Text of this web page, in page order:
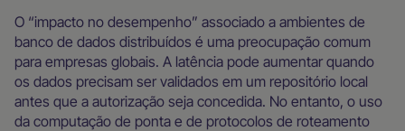
O “impacto no desempenho” associado a ambientes de
banco de dados distribuídos é uma preocupação comum
para empresas globais. A latência pode aumentar quando
os dados precisam ser validados em um repositório local
antes que a autorização seja concedida. No entanto, o uso
da computação de ponta e de protocolos de roteamento